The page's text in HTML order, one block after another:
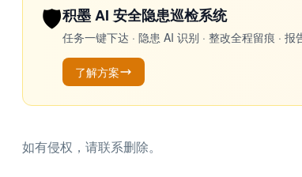
🛡️积墨 AI 安全隐患巡检系统
任务一键下达 · 隐患 AI 识别 · 整改全程留痕 ·
了解方案
如有侵权，请联系删除。